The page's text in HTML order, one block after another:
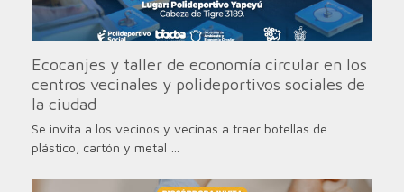
Ecocanjes y taller de economía circular en los
centros vecinales y polideportivos sociales de
la ciudad
Se invita a los vecinos y vecinas a traer botellas de
plástico, cartón y metal …